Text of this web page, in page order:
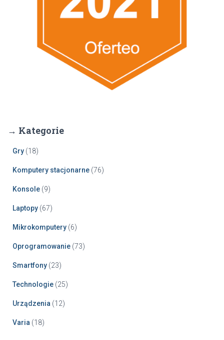
→ Kategorie
Gry (18)
Komputery stacjonarne (76)
Konsole (9)
Laptopy (67)
Mikrokomputery (6)
Oprogramowanie (73)
Smartfony (23)
Technologie (25)
Urządzenia (12)
Varia (18)